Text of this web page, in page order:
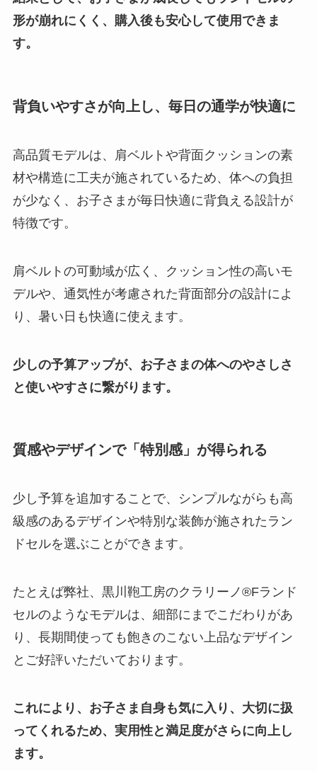
形が崩れにくく、購入後も安心して使用できま
す。
背負いやすさが向上し、毎日の通学が快適に
高品質モデルは、肩ベルトや背面クッションの素
材や構造に工夫が施されているため、体への負担
が少なく、お子さまが毎日快適に背負える設計が
特徴です。
肩ベルトの可動域が広く、クッション性の高いモ
デルや、通気性が考慮された背面部分の設計によ
り、暑い日も快適に使えます。
少しの予算アップが、お子さまの体へのやさしさ
と使いやすさに繋がります。
質感やデザインで「特別感」が得られる
少し予算を追加することで、シンプルながらも高
級感のあるデザインや特別な装飾が施されたラン
ドセルを選ぶことができます。
たとえば弊社、黒川鞄工房のクラリーノ®Fランド
セルのようなモデルは、細部にまでこだわりがあ
り、長期間使っても飽きのこない上品なデザイン
とご好評いただいております。
これにより、お子さま自身も気に入り、大切に扱
ってくれるため、実用性と満足度がさらに向上し
ます。